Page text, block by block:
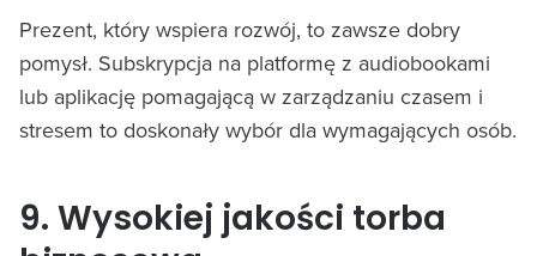
Prezent, który wspiera rozwój, to zawsze dobry
pomysł. Subskrypcja na platformę z audiobookami
lub aplikację pomagającą w zarządzaniu czasem i
stresem to doskonały wybór dla wymagających osób.
9. Wysokiej jakości torba